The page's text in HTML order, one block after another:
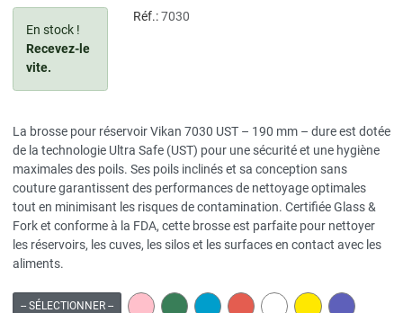
En stock !
Recevez-le
vite.
Réf.:7030
La brosse pour réservoir Vikan 7030 UST – 190 mm – dure est dotée
de la technologie Ultra Safe (UST) pour une sécurité et une hygiène
maximales des poils. Ses poils inclinés et sa conception sans
couture garantissent des performances de nettoyage optimales
tout en minimisant les risques de contamination. Certifiée Glass &
Fork et conforme à la FDA, cette brosse est parfaite pour nettoyer
les réservoirs, les cuves, les silos et les surfaces en contact avec les
aliments.
-- SÉLECTIONNER -- PINK GREEN BLUE RED WHITE YELLOW PURPLE